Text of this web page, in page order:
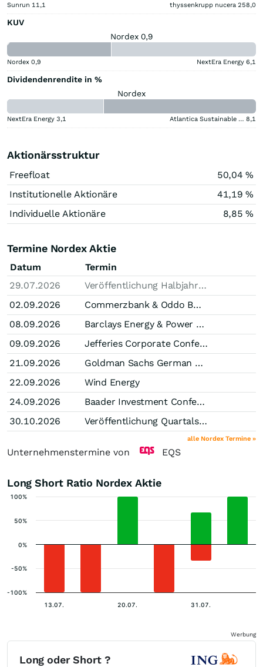
Sunrun 11,1 thyssenkrupp nucera 258,0
KUV
Nordex 0,9
Nordex 0,9 NextEra Energy 6,1
Dividendenrendite in %
Nordex
NextEra Energy 3,1 Atlantica Sustainable Infrastructure 8,1
Aktionärsstruktur
Freefloat
50,04 %
Institutionelle Aktionäre
41,19 %
Individuelle Aktionäre
8,85 %
Termine Nordex Aktie
Datum
Termin
29.07.2026
Veröffentlichung Halbjahresfinanzbericht
02.09.2026
Commerzbank & Oddo BHF Corporate Conference
08.09.2026
Barclays Energy & Power Conference
09.09.2026
Jefferies Corporate Conference
21.09.2026
Goldman Sachs German Corporate Conference
22.09.2026
Wind Energy
24.09.2026
Baader Investment Conference
30.10.2026
Veröffentlichung Quartalsmitteilung (Stichtag Q3)
alle Nordex Termine »
Unternehmenstermine von EQS
Long Short Ratio Nordex Aktie
13.07. 20.07. 31.07.
-100%
-50%
0%
50%
100%
Werbung
Long oder Short ?